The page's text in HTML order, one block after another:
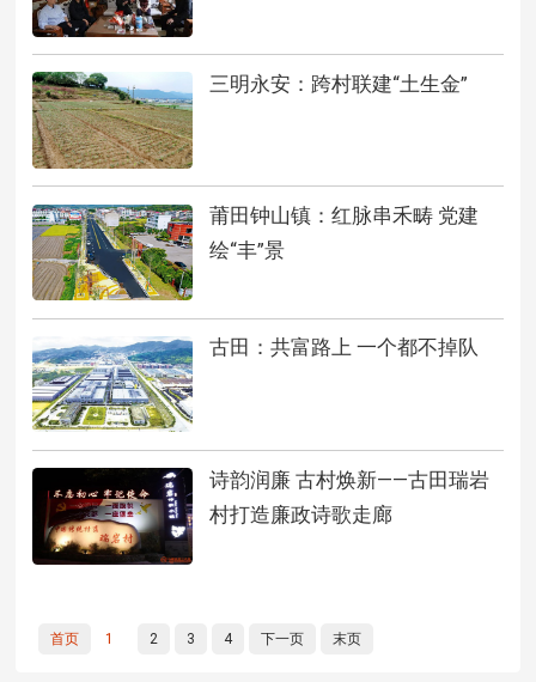
三明永安：跨村联建“土生金”
莆田钟山镇：红脉串禾畴 党建
绘“丰”景
古田：共富路上 一个都不掉队
诗韵润廉 古村焕新——古田瑞岩
村打造廉政诗歌走廊
首页 1 2 3 4 下一页 末页